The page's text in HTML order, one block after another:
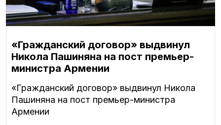
«Гражданский договор» выдвинул
Никола Пашиняна на пост премьер-
министра Армении
«Гражданский договор» выдвинул Никола
Пашиняна на пост премьер-министра
Армении